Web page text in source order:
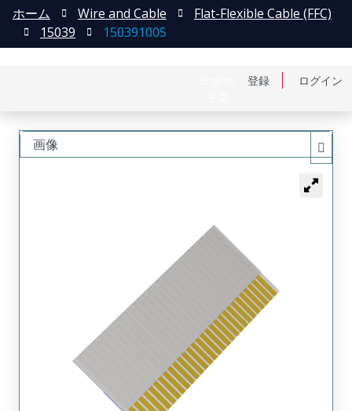
登録 ログイン
ホーム Wire and Cable
Flat-Flexible Cable (FFC)
15039
150391005
画像